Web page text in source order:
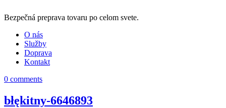
Bezpečná preprava tovaru po celom svete.
O nás
Služby
Doprava
Kontakt
0 comments
błękitny-6646893